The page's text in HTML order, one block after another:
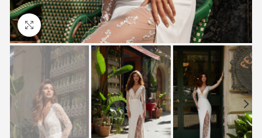
Προβολή